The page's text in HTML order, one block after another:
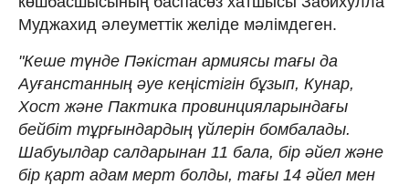
Муджахид әлеуметтік желіде мәлімдеген.
"Кеше түнде Пәкістан армиясы тағы да
Ауғанстанның әуе кеңістігін бұзып, Кунар,
Хост және Пактика провинцияларындағы
бейбіт тұрғындардың үйлерін бомбалады.
Шабуылдар салдарынан 11 бала, бір әйел және
бір қарт адам мерт болды, тағы 14 әйел мен